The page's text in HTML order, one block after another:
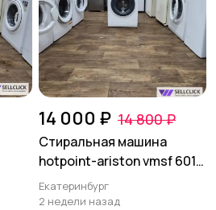
14 000 ₽ 14 800 ₽
Стиральная машина
hotpoint-ariston vmsf 6013
b
Екатеринбург
2 недели назад